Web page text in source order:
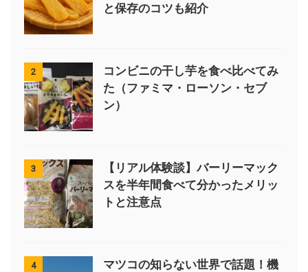
と保存のコツも紹介
2
コンビニの干し芋を食べ比べてみ
た（ファミマ・ローソン・セブ
ン）
3
【リアル体験談】バーリーマック
スを半年間食べて分かったメリッ
トと注意点
4
マツコの知らない世界で話題！機